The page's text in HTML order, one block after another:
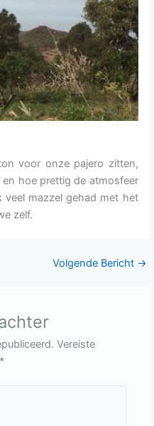
voor onze pajero zitten,
hoe prettig de atmosfeer
veel mazzel gehad met het
zelf.
Volgende Bericht →
Vereiste
*